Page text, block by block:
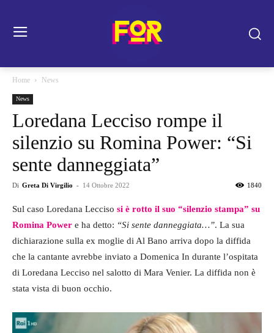
Home News
News
Loredana Lecciso rompe il
silenzio su Romina Power: “Si
sente danneggiata”
Di Greta Di Virgilio - 14 Ottobre 2022 1840
Sul caso Loredana Lecciso si è rotto il suo “silenzio stampa” su
Romina Power e ha detto: “Si sente danneggiata…”. La sua
dichiarazione sulla ex moglie di Al Bano arriva dopo la diffida
che la cantante avrebbe inviato a Domenica In durante l’ospitata
di Loredana Lecciso nel salotto di Mara Venier. La diffida non è
stata vista di buon occhio.